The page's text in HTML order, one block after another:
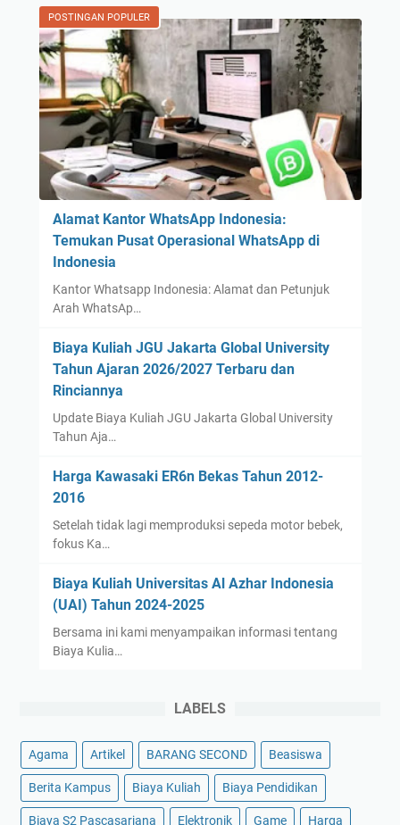
POSTINGAN POPULER
Alamat Kantor WhatsApp Indonesia:
Temukan Pusat Operasional WhatsApp di
Indonesia
Kantor Whatsapp Indonesia: Alamat dan Petunjuk
Arah WhatsAp…
Biaya Kuliah JGU Jakarta Global University
Tahun Ajaran 2026/2027 Terbaru dan
Rinciannya
Update Biaya Kuliah JGU Jakarta Global University
Tahun Aja…
Harga Kawasaki ER6n Bekas Tahun 2012-
2016
Setelah tidak lagi memproduksi sepeda motor bebek,
fokus Ka…
Biaya Kuliah Universitas Al Azhar Indonesia
(UAI) Tahun 2024-2025
Bersama ini kami menyampaikan informasi tentang
Biaya Kulia…
LABELS
Agama Artikel BARANG SECOND Beasiswa
Berita Kampus Biaya Kuliah Biaya Pendidikan
Biaya S2 Pascasarjana Elektronik Game Harga